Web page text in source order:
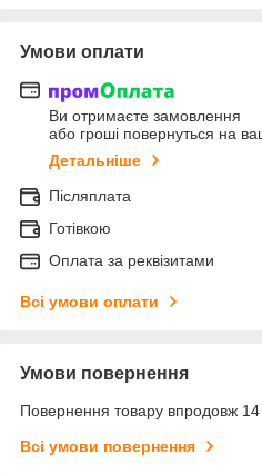
Умови оплати
Ви отримаєте замовлення
або гроші повернуться на
Детальніше
Післяплата
Готівкою
Оплата за реквізитами
Всі умови оплати
Умови повернення
Повернення товару впродовж 14
Всі умови повернення